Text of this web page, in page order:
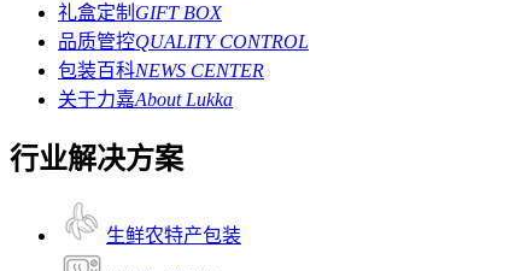
礼盒定制 GIFT BOX
品质管控QUALITY CONTROL
包装百科NEWS CENTER
关于力嘉About Lukka
行业解决方案
生鲜农特产包装